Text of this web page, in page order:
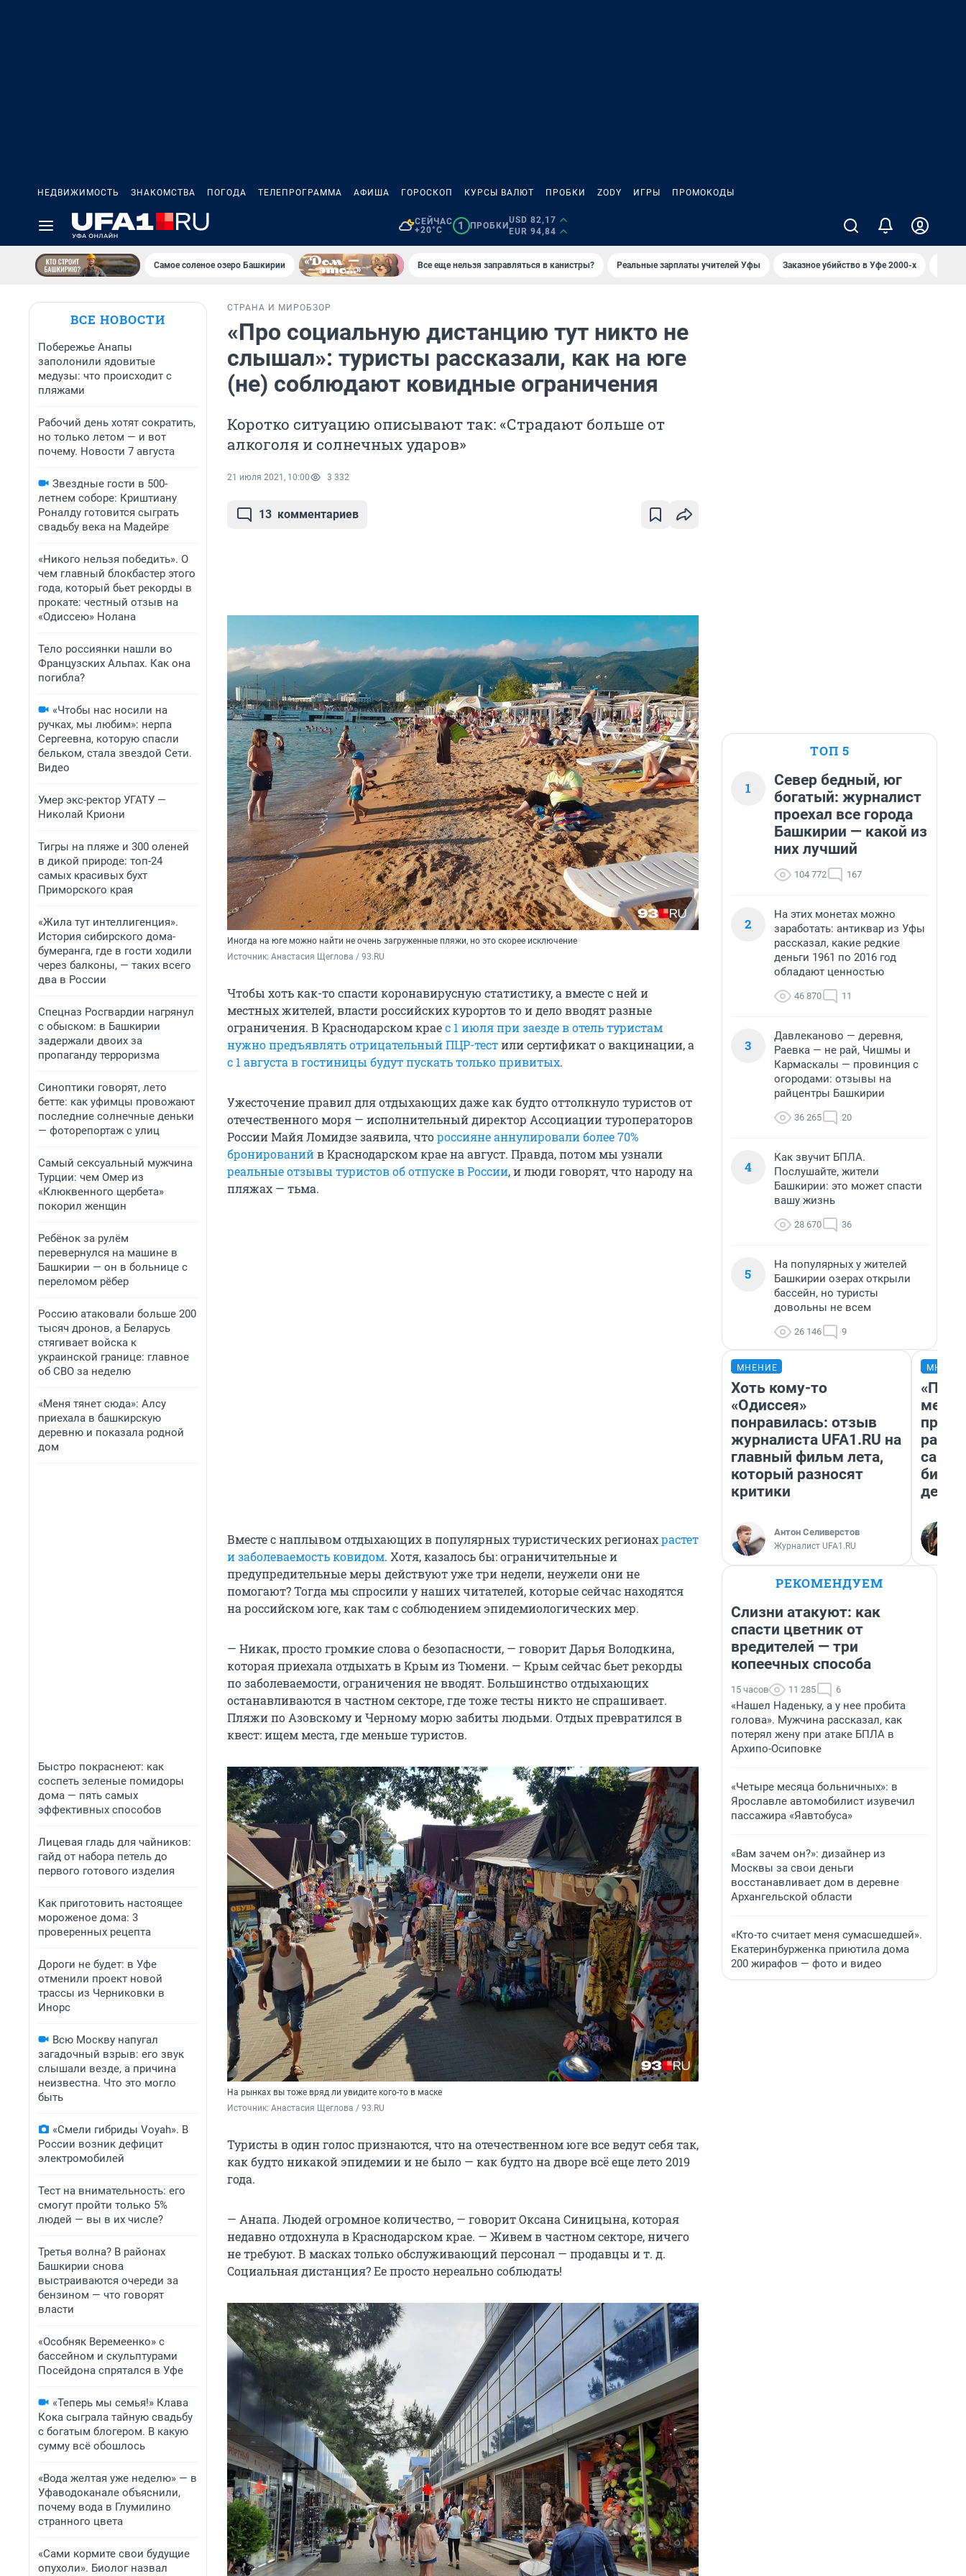
НЕДВИЖИМОСТЬ ЗНАКОМСТВА ПОГОДА ТЕЛЕПРОГРАММА АФИША ГОРОСКОП КУРСЫ ВАЛЮТ ПРОБКИ ZODY ИГРЫ ПРОМОКОДЫ
СЕЙЧАС
+20°C
1 ПРОБКИ
USD 82,17
EUR 94,84
Самое соленое озеро Башкирии Все еще нельзя заправляться в канистры? Реальные зарплаты учителей Уфы Заказное убийство в Уфе 2000-х
ВСЕ НОВОСТИ
Побережье Анапы
заполонили ядовитые
медузы: что происходит с
пляжами
Рабочий день хотят сократить,
но только летом — и вот
почему. Новости 7 августа
Звездные гости в 500-
летнем соборе: Криштиану
Роналду готовится сыграть
свадьбу века на Мадейре
«Никого нельзя победить». О
чем главный блокбастер этого
года, который бьет рекорды в
прокате: честный отзыв на
«Одиссею» Нолана
Тело россиянки нашли во
Французских Альпах. Как она
погибла?
«Чтобы нас носили на
ручках, мы любим»: нерпа
Сергеевна, которую спасли
бельком, стала звездой Сети.
Видео
Умер экс-ректор УГАТУ —
Николай Криони
Тигры на пляже и 300 оленей
в дикой природе: топ-24
самых красивых бухт
Приморского края
«Жила тут интеллигенция».
История сибирского дома-
бумеранга, где в гости ходили
через балконы, — таких всего
два в России
Спецназ Росгвардии нагрянул
с обыском: в Башкирии
задержали двоих за
пропаганду терроризма
Синоптики говорят, лето
бетте: как уфимцы провожают
последние солнечные деньки
— фоторепортаж с улиц
Самый сексуальный мужчина
Турции: чем Омер из
«Клюквенного щербета»
покорил женщин
Ребёнок за рулём
перевернулся на машине в
Башкирии — он в больнице с
переломом рёбер
Россию атаковали больше 200
тысяч дронов, а Беларусь
стягивает войска к
украинской границе: главное
об СВО за неделю
«Меня тянет сюда»: Алсу
приехала в башкирскую
деревню и показала родной
дом
Быстро покраснеют: как
соспеть зеленые помидоры
дома — пять самых
эффективных способов
Лицевая гладь для чайников:
гайд от набора петель до
первого готового изделия
Как приготовить настоящее
мороженое дома: 3
проверенных рецепта
Дороги не будет: в Уфе
отменили проект новой
трассы из Черниковки в
Инорс
Всю Москву напугал
загадочный взрыв: его звук
слышали везде, а причина
неизвестна. Что это могло
быть
«Смели гибриды Voyah». В
России возник дефицит
электромобилей
Тест на внимательность: его
смогут пройти только 5%
людей — вы в их числе?
Третья волна? В районах
Башкирии снова
выстраиваются очереди за
бензином — что говорят
власти
«Особняк Веремеенко» с
бассейном и скульптурами
Посейдона спрятался в Уфе
«Теперь мы семья!» Клава
Кока сыграла тайную свадьбу
с богатым блогером. В какую
сумму всё обошлось
«Вода желтая уже неделю» — в
Уфаводоканале объяснили,
почему вода в Глумилино
странного цвета
«Сами кормите свои будущие
опухоли». Биолог назвал
СТРАНА И МИРОБЗОР
«Про социальную дистанцию тут никто не
слышал»: туристы рассказали, как на юге
(не) соблюдают ковидные ограничения
Коротко ситуацию описывают так: «Страдают больше от
алкоголя и солнечных ударов»
21 июля 2021, 10:00 3 332
13 комментариев
Иногда на юге можно найти не очень загруженные пляжи, но это скорее исключение
Источник: Анастасия Щеглова / 93.RU
Чтобы хоть как-то спасти коронавирусную статистику, а вместе с ней и
местных жителей, власти российских курортов то и дело вводят разные
ограничения. В Краснодарском краес 1 июля при заезде в отель туристам
нужно предъявлять отрицательный ПЦР-тестили сертификат о вакцинации, а
с 1 августа в гостиницы будут пускать только привитых.
Ужесточение правил для отдыхающих даже как будто оттолкнуло туристов от
отечественного моря — исполнительный директор Ассоциации туроператоров
России Майя Ломидзе заявила, чтороссияне аннулировали более 70%
бронированийв Краснодарском крае на август. Правда, потом мы узнали
реальные отзывы туристов об отпуске в России, и люди говорят, что народу на
пляжах — тьма.
Вместе с наплывом отдыхающих в популярных туристических регионахрастет
и заболеваемость ковидом. Хотя, казалось бы: ограничительные и
предупредительные меры действуют уже три недели, неужели они не
помогают? Тогда мы спросили у наших читателей, которые сейчас находятся
на российском юге, как там с соблюдением эпидемиологических мер.
— Никак, просто громкие слова о безопасности, — говорит Дарья Володкина,
которая приехала отдыхать в Крым из Тюмени. — Крым сейчас бьет рекорды
по заболеваемости, ограничения не вводят. Большинство отдыхающих
останавливаются в частном секторе, где тоже тесты никто не спрашивает.
Пляжи по Азовскому и Черному морю забиты людьми. Отдых превратился в
квест: ищем места, где меньше туристов.
На рынках вы тоже вряд ли увидите кого-то в маске
Источник: Анастасия Щеглова / 93.RU
Туристы в один голос признаются, что на отечественном юге все ведут себя так,
как будто никакой эпидемии и не было — как будто на дворе всё еще лето 2019
года.
— Анапа. Людей огромное количество, — говорит Оксана Синицына, которая
недавно отдохнула в Краснодарском крае. — Живем в частном секторе, ничего
не требуют. В масках только обслуживающий персонал — продавцы и т. д.
Социальная дистанция? Ее просто нереально соблюдать!
ТОП 5
1
Север бедный, юг
богатый: журналист
проехал все города
Башкирии — какой из
них лучший
104 772 167
2
На этих монетах можно
заработать: антиквар из Уфы
рассказал, какие редкие
деньги 1961 по 2016 год
обладают ценностью
46 870 11
3
Давлеканово — деревня,
Раевка — не рай, Чишмы и
Кармаскалы — провинция с
огородами: отзывы на
райцентры Башкирии
36 265 20
4
Как звучит БПЛА.
Послушайте, жители
Башкирии: это может спасти
вашу жизнь
28 670 36
5
На популярных у жителей
Башкирии озерах открыли
бассейн, но туристы
довольны не всем
26 146 9
МНЕНИЕ
Хоть кому-то
«Одиссея»
понравилась: отзыв
журналиста UFA1.RU на
главный фильм лета,
который разносят
критики
Антон Селиверстов
Журналист UFA1.RU
РЕКОМЕНДУЕМ
Слизни атакуют: как
спасти цветник от
вредителей — три
копеечных способа
15 часов 11 285 6
«Нашел Наденьку, а у нее пробита
голова». Мужчина рассказал, как
потерял жену при атаке БПЛА в
Архипо-Осиповке
«Четыре месяца больничных»: в
Ярославле автомобилист изувечил
пассажира «Яавтобуса»
«Вам зачем он?»: дизайнер из
Москвы за свои деньги
восстанавливает дом в деревне
Архангельской области
«Кто-то считает меня сумасшедшей».
Екатеринбурженка приютила дома
200 жирафов — фото и видео